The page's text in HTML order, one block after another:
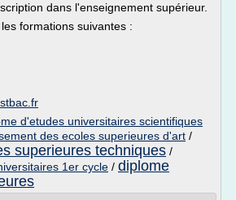
dans l'enseignement supérieur.
formations suivantes :
d'etudes universitaires scientifiques
des ecoles superieures d'art /
superieures techniques /
1er cycle / diplome